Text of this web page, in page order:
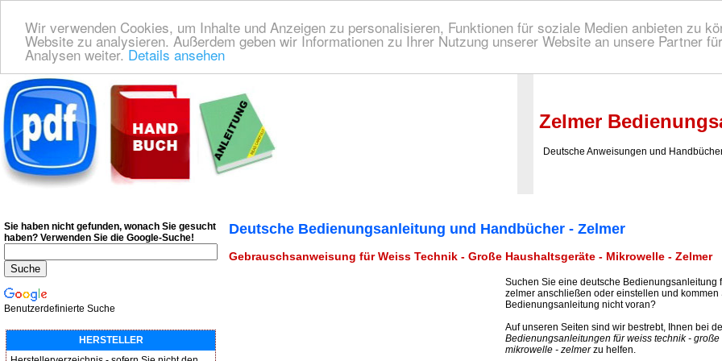
Wir verwenden Cookies, um Inhalte und Anzeigen zu personalisieren, Funktionen für soziale Medien anbieten zu
Website zu analysieren. Außerdem geben wir Informationen zu Ihrer Nutzung unserer Website an unsere Partner
Analysen weiter. Details ansehen
Deutsche Bedienungsanleitung Downloaden | Wir finden für Sie das deutsches Bedienungsanleitung!
Zelmer
Deutsche Anweisungen und
Deutsche Bedienungsanleitung und Handbücher - Zelmer
Gebrauschsanweisung für Weiss Technik - Große Haushaltsgeräte - Mikrowelle - Zelmer
Suchen Sie eine deutsche Bedienungsanleitung
zelmer anschließen oder einstellen und
Bedienungsanleitung nicht voran?
Auf unseren Seiten sind wir bestrebt, Ihnen bei
Bedienungsanleitungen für weiss technik -
mikrowelle - zelmerzu helfen.
Sie haben nicht gefunden, wonach Sie gesucht
haben? Verwenden Sie die Google-Suche!
Benutzerdefinierte Suche
HERSTELLER